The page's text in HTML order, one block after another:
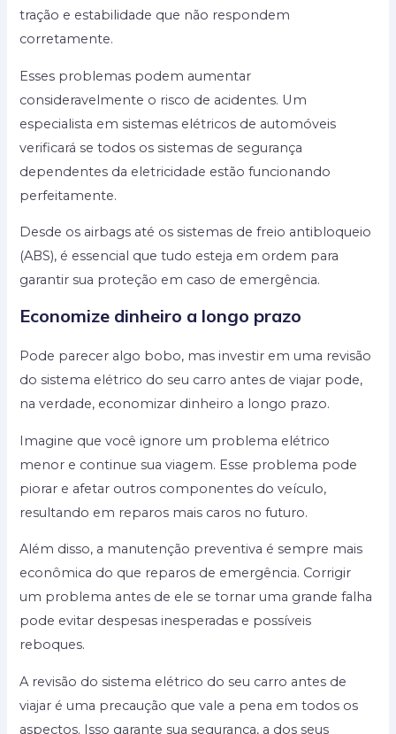
tração e estabilidade que não respondem
corretamente.
Esses problemas podem aumentar
consideravelmente o risco de acidentes. Um
especialista em sistemas elétricos de automóveis
verificará se todos os sistemas de segurança
dependentes da eletricidade estão funcionando
perfeitamente.
Desde os airbags até os sistemas de freio antibloqueio
(ABS), é essencial que tudo esteja em ordem para
garantir sua proteção em caso de emergência.
Economize dinheiro a longo prazo
Pode parecer algo bobo, mas investir em uma revisão
do sistema elétrico do seu carro antes de viajar pode,
na verdade, economizar dinheiro a longo prazo.
Imagine que você ignore um problema elétrico
menor e continue sua viagem. Esse problema pode
piorar e afetar outros componentes do veículo,
resultando em reparos mais caros no futuro.
Além disso, a manutenção preventiva é sempre mais
econômica do que reparos de emergência. Corrigir
um problema antes de ele se tornar uma grande falha
pode evitar despesas inesperadas e possíveis
reboques.
A revisão do sistema elétrico do seu carro antes de
viajar é uma precaução que vale a pena em todos os
aspectos. Isso garante sua segurança, a dos seus